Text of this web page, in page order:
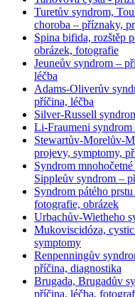
Turetův syndrom,
choroba – příznaky,
Spina bifida, rozštěp
obrázek, fotografie
Jeuneův syndrom –
léčba
Adams-Oliverův
příčina, léčba
Silver-Russell
Li-Fraumeni
Stewartův-Morelův-
projevy, symptomy,
Syndrom
Sippleův syndrom –
Syndrom pátého
fotografie, obrázek
Urbachův-Wietheho
Mukoviscidóza,
symptomy
Renpenningův
příčina, diagnostika
Brugada, Brugadův
příčina, léčba,